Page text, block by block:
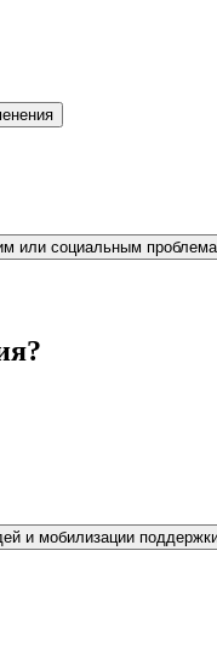
или социальным
и мобилизации